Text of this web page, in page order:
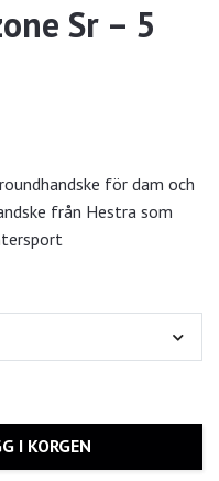
Sr – 5
för dam och
från Hestra som
I KORGEN